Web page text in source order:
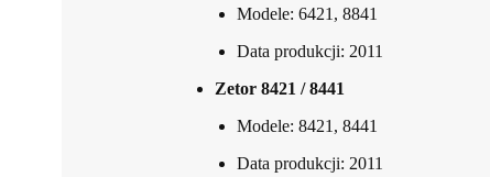
Modele: 6421, 8841
Data produkcji: 2011
Zetor 8421 / 8441
Modele: 8421, 8441
Data produkcji: 2011